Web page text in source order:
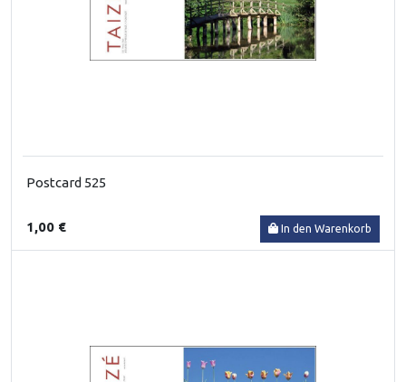
Postcard 525
1,00 € In den Warenkorb